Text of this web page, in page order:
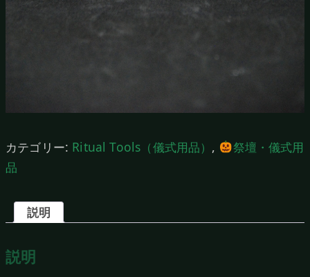
カテゴリー: Ritual Tools（儀式用品） ,
祭壇・儀式用
品
説明
説明